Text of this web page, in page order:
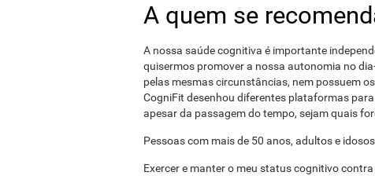
A quem se
A nossa saúde cognitiva é importante
quisermos promover a nossa autonomia no
pelas mesmas circunstâncias, nem possuem
CogniFit desenhou diferentes plataformas
apesar da passagem do tempo, sejam quais
Pessoas com mais de 50 anos, adultos e idosos
Exercer e manter o meu status cognitivo